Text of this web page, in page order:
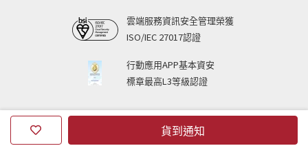
貨到通知
雲端服務資訊安全管理榮獲
ISO/IEC 27017認證
行動應用APP基本資安
標章最高L3等級認證